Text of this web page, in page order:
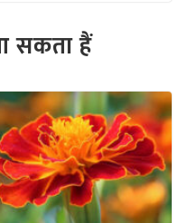
सकता हैं